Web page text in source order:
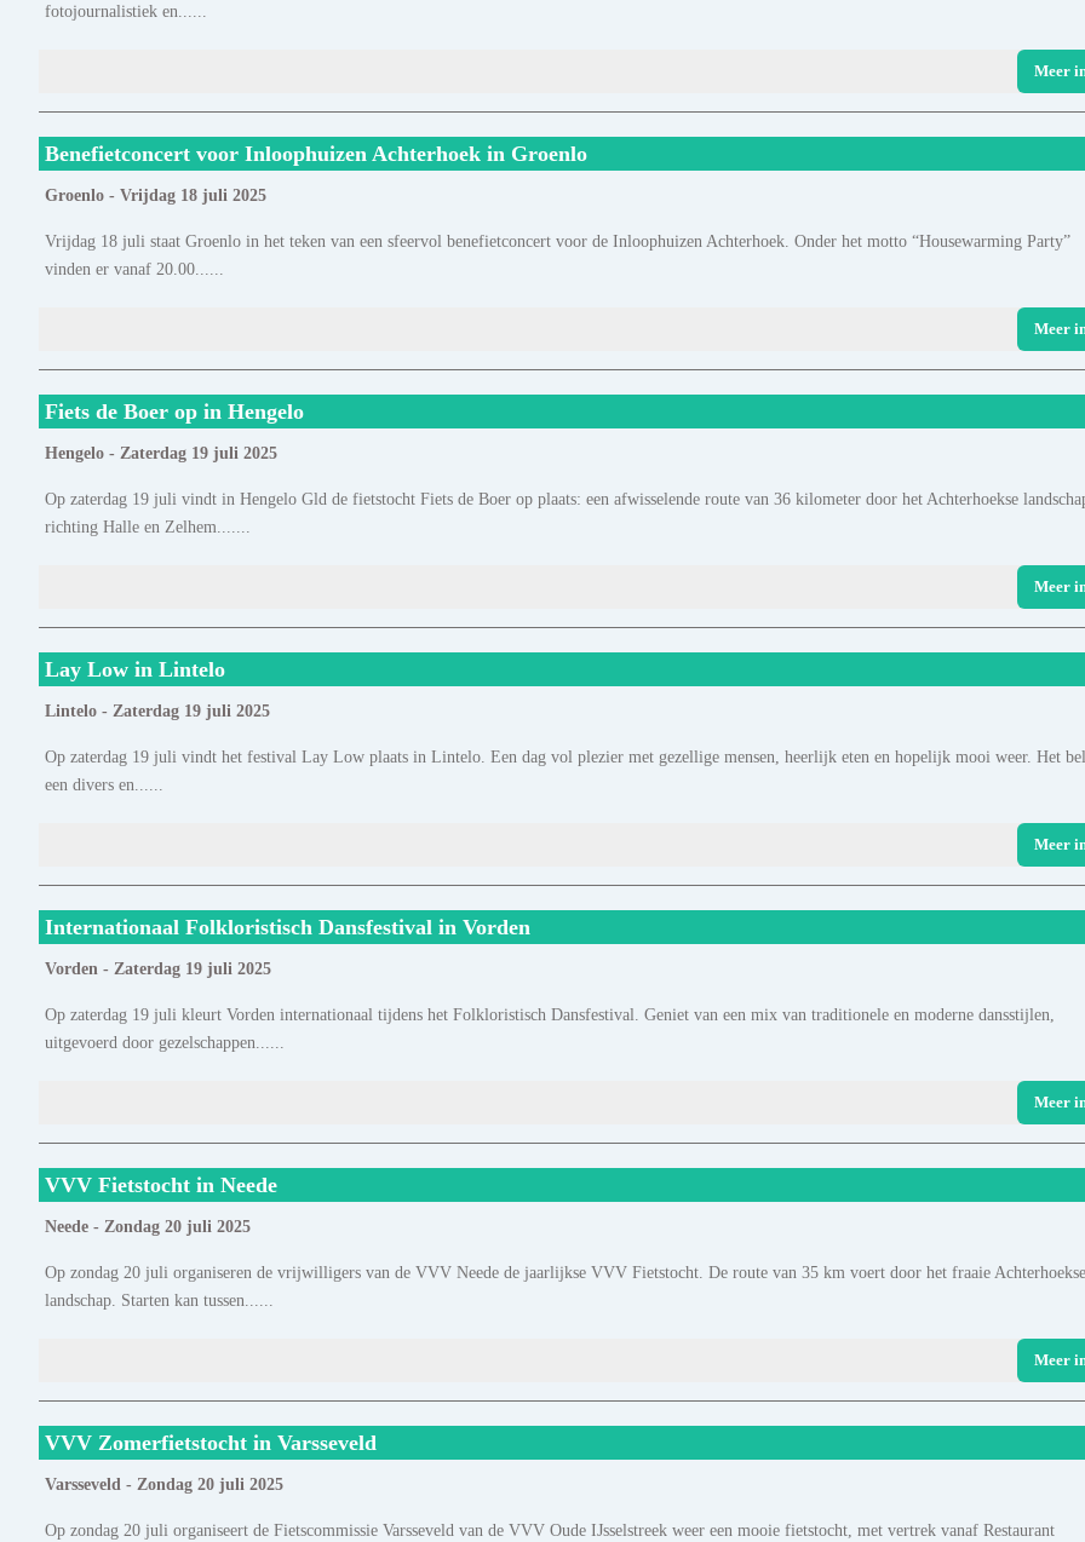
fotojournalistiek en......
Meer
Benefietconcert voor Inloophuizen Achterhoek in Groenlo
Groenlo - Vrijdag 18 juli 2025
Vrijdag 18 juli staat Groenlo in het teken van een sfeervol benefietconcert voor de Inloophuizen Achterhoek. Onder het motto “Housewarming Party”
vinden er vanaf 20.00......
Meer
Fiets de Boer op in Hengelo
Hengelo - Zaterdag 19 juli 2025
Op zaterdag 19 juli vindt in Hengelo Gld de fietstocht Fiets de Boer op plaats: een afwisselende route van 36 kilometer door het Achterhoekse
richting Halle en Zelhem.......
Meer
Lay Low in Lintelo
Lintelo - Zaterdag 19 juli 2025
Op zaterdag 19 juli vindt het festival Lay Low plaats in Lintelo. Een dag vol plezier met gezellige mensen, heerlijk eten en hopelijk mooi weer. Het
een divers en......
Meer
Internationaal Folkloristisch Dansfestival in Vorden
Vorden - Zaterdag 19 juli 2025
Op zaterdag 19 juli kleurt Vorden internationaal tijdens het Folkloristisch Dansfestival. Geniet van een mix van traditionele en moderne dansstijlen,
uitgevoerd door gezelschappen......
Meer
VVV Fietstocht in Neede
Neede - Zondag 20 juli 2025
Op zondag 20 juli organiseren de vrijwilligers van de VVV Neede de jaarlijkse VVV Fietstocht. De route van 35 km voert door het fraaie Achterhoekse
landschap. Starten kan tussen......
Meer
VVV Zomerfietstocht in Varsseveld
Varsseveld - Zondag 20 juli 2025
Op zondag 20 juli organiseert de Fietscommissie Varsseveld van de VVV Oude IJsselstreek weer een mooie fietstocht, met vertrek vanaf Restaurant